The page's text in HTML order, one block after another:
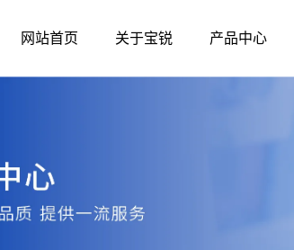
网站首页 关于宝锐 产品中心
分子生物学